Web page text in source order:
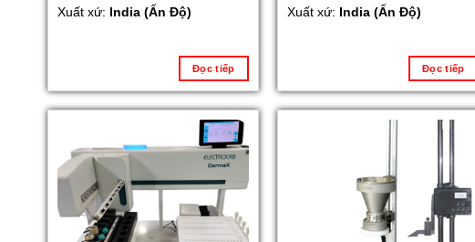
Xuất xứ: India (Ấn Độ)
Đọc tiếp
Xuất xứ: India (Ấn Độ)
Đọc tiếp